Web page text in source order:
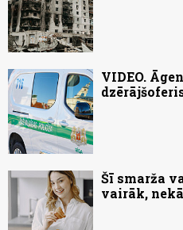
VIDEO.
Šī smarža
vairāk,